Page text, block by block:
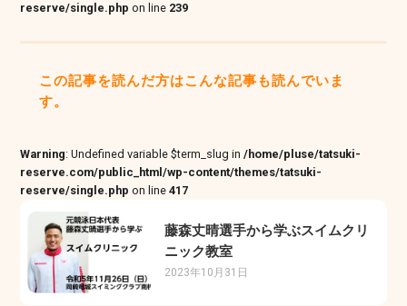
reserve/single.php on line 239
この記事を読んだ方はこんな記事も読んでいま
す。
Warning: Undefined variable $term_slug in/home/pluse/tatsuki-
reserve.com/public_html/wp-content/themes/tatsuki-
reserve/single.php on line417
藤森丈晴選手から学ぶスイムクリ
ニック教室
2023年10月31日